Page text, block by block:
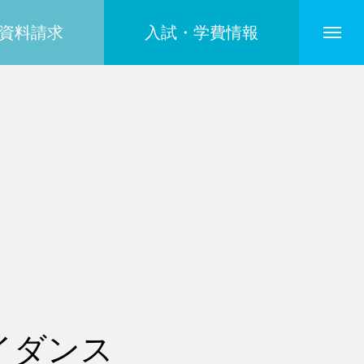
料請求 入試・学費情報
ダンス